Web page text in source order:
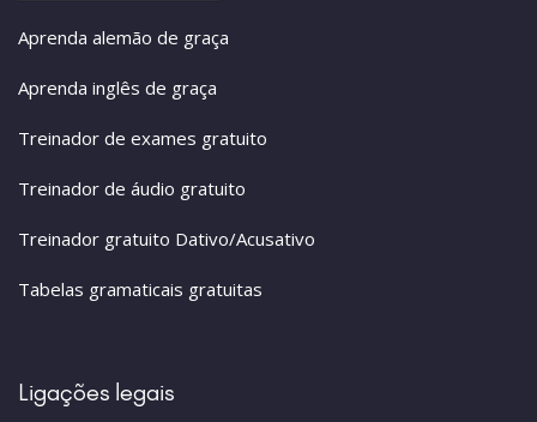
Aprenda alemão de graça
Aprenda inglês de graça
Treinador de exames gratuito
Treinador de áudio gratuito
Treinador gratuito Dativo/Acusativo
Tabelas gramaticais gratuitas
Ligações legais